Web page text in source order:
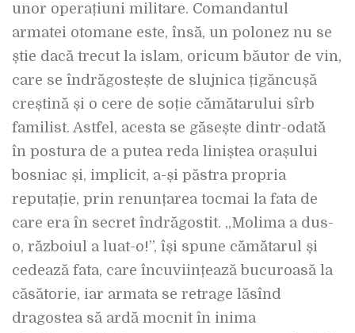
unor operațiuni militare. Comandantul
armatei otomane este, însă, un polonez nu se
știe dacă trecut la islam, oricum băutor de vin,
care se îndrăgostește de slujnica țigăncușă
creștină și o cere de soție cămătarului sîrb
familist. Astfel, acesta se găsește dintr-odată
în postura de a putea reda liniștea orașului
bosniac și, implicit, a-și păstra propria
reputație, prin renunțarea tocmai la fata de
care era în secret îndrăgostit. „Molima a dus-
o, războiul a luat-o!”, își spune cămătarul și
cedează fata, care încuviințează bucuroasă la
căsătorie, iar armata se retrage lăsînd
dragostea să ardă mocnit în inima